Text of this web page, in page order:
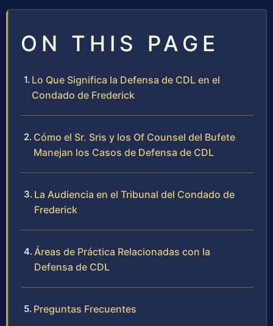
ON THIS PAGE
Lo Que Significa la Defensa de CDL en el
Condado de Frederick
Cómo el Sr. Sris y los Of Counsel del Bufete
Manejan los Casos de Defensa de CDL
La Audiencia en el Tribunal del Condado de
Frederick
Áreas de Práctica Relacionadas con la
Defensa de CDL
Preguntas Frecuentes